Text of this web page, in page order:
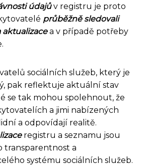
údajův registru je proto
průběžně sledovali
aktualizacea v případě potřeby
sociálních služeb, který je
pak reflektuje aktuální stav
se tak mohou spolehnout, že
a jimi nabízených
a odpovídají realitě.
registru a seznamu jsou
transparentnost a
systému sociálních služeb.